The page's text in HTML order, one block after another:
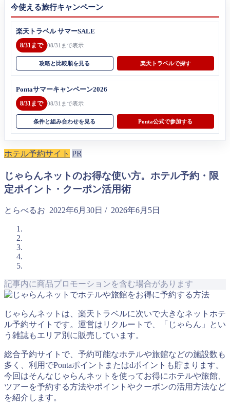
今使える旅行キャンペーン
楽天トラベル サマーSALE
8/31まで 08/31まで表示
攻略と比較順を見る 楽天トラベルで探す
Pontaサマーキャンペーン2026
8/31まで 08/31まで表示
条件と組み合わせを見る Ponta公式で参加する
ホテル予約サイト PR
じゃらんネットのお得な使い方。ホテル予約・限
定ポイント・クーポン活用術
とらべるお 2022年6月30日 / 2026年6月5日
記事内に商品プロモーションを含む場合があります
じゃらんネットは、楽天トラベルに次いで大きなネットホテ
ル予約サイトです。運営はリクルートで、「じゃらん」とい
う雑誌もエリア別に販売しています。
総合予約サイトで、予約可能なホテルや旅館などの施設数も
多く、利用でPontaポイントまたはdポイントも貯まります。
今回はそんなじゃらんネットを使ってお得にホテルや旅館、
ツアーを予約する方法やポイントやクーポンの活用方法など
を紹介します。